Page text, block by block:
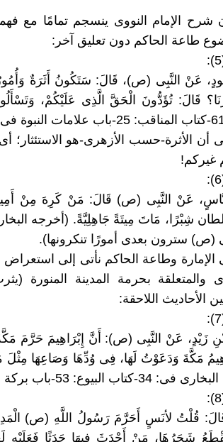
الإمام النووى ينسجم تمامًا مع فهمه
طاعة الحاكم دون تعليق آخر:
‏عَنْ النَّبِى (ص)، قَالَ: ‏سَتَكُونُ ‏أَثَرَةٌ ‏‏وَأُمُورٌ
قَالَ: تُؤَدُّونَ الْحَقَّ الَّذِى عَلَيْكُمْ،
أن الأثرة-حسب الأزهرى-هو الاستئثار؛ أى
غيركم!
‏عَنْ النَّبِى ‏(ص) ‏قَالَ: ‏مَنْ كَرِهَ مِنْ
(ص) سترون بعدى أمورًا تنكرونها).
وطاعة الحاكم نأتى إلى
والمتعلقة بحرمة المدينة المنورة
الأحاديث اللاحقة:
زَيْدٍ، ‏عَنْ النَّبِى ‏(ص): ‏‏أَنَّ إِبْرَاهِيمَ حَرَّمَ
مَكَّةَ وَدَعَوْتُ لَهَا، فِى وُدِّهَا وَصَاعِهَا مِثْلَ
53-باب بركة صاع النبى (ص)).
قُلْتُ ‏‏لأنَسٍ أَحَرَّمَ رَسُولُ اللَّهِ ‏‏(ص)
شَجَرُهَا، مَنْ أَحْدَثَ فِيهَا حَدَثًا فَعَلَيْهِ